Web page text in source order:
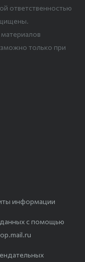
ответственностью
только при
информации
данных с помощью